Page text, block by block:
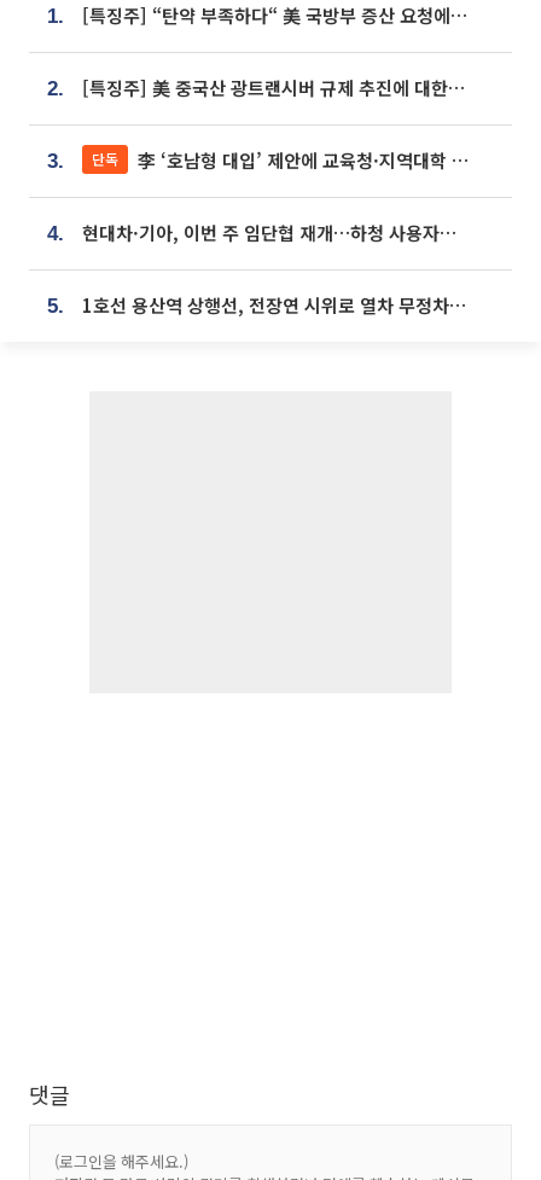
1. [특징주] “탄약 부족하다“ 美 국방부 증산 요청에⋯국내 방산주 급등세
2. [특징주] 美 중국산 광트랜시버 규제 추진에 대한광통신 등 광통신株 강세
3. 단독 李 ‘호남형 대입’ 제안에 교육청·지역대학 서·논술형 입시 연계 '착수'
4. 현대차·기아, 이번 주 임단협 재개…하청 사용자성 재심도 ‘변수’
5. 1호선 용산역 상행선, 전장연 시위로 열차 무정차 운행
댓글